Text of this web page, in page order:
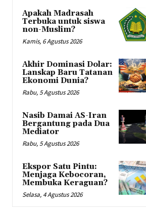
Apakah Madrasah
Terbuka untuk siswa
non-Muslim?
Kamis, 6 Agustus 2026
Akhir Dominasi Dolar:
Lanskap Baru Tatanan
Ekonomi Dunia?
Rabu, 5 Agustus 2026
Nasib Damai AS-Iran
Bergantung pada Dua
Mediator
Rabu, 5 Agustus 2026
Ekspor Satu Pintu:
Menjaga Kebocoran,
Membuka Keraguan?
Selasa, 4 Agustus 2026